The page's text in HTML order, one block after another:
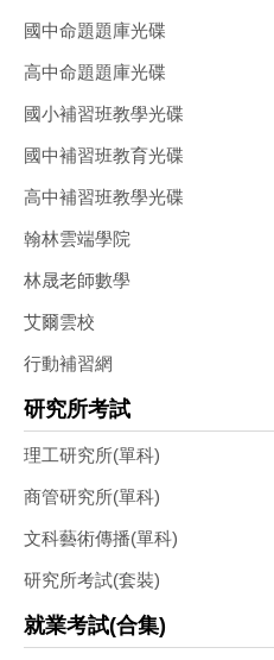
國中命題題庫光碟
高中命題題庫光碟
國小補習班教學光碟
國中補習班教育光碟
高中補習班教學光碟
翰林雲端學院
林晟老師數學
艾爾雲校
行動補習網
研究所考試
理工研究所(單科)
商管研究所(單科)
文科藝術傳播(單科)
研究所考試(套裝)
就業考試(合集)